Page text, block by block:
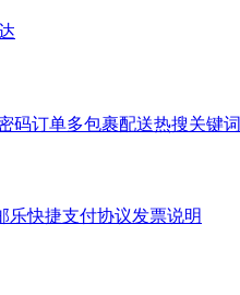
码订单多包裹配送热搜关键词
乐快捷支付协议发票说明